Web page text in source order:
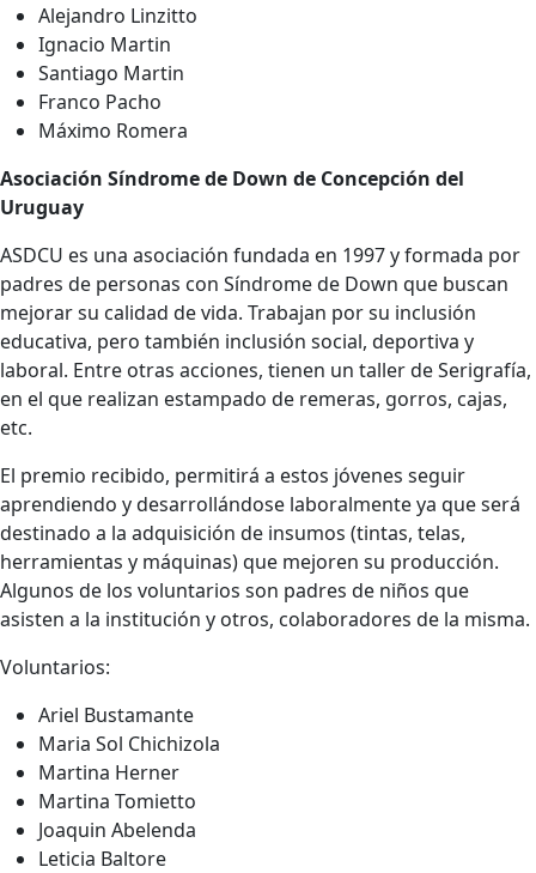
Alejandro Linzitto
Ignacio Martin
Santiago Martin
Franco Pacho
Máximo Romera
Asociación Síndrome de Down de Concepción del
Uruguay
ASDCU es una asociación fundada en 1997 y formada por
padres de personas con Síndrome de Down que buscan
mejorar su calidad de vida. Trabajan por su inclusión
educativa, pero también inclusión social, deportiva y
laboral. Entre otras acciones, tienen un taller de Serigrafía,
en el que realizan estampado de remeras, gorros, cajas,
etc.
El premio recibido, permitirá a estos jóvenes seguir
aprendiendo y desarrollándose laboralmente ya que será
destinado a la adquisición de insumos (tintas, telas,
herramientas y máquinas) que mejoren su producción.
Algunos de los voluntarios son padres de niños que
asisten a la institución y otros, colaboradores de la misma.
Voluntarios:
Ariel Bustamante
Maria Sol Chichizola
Martina Herner
Martina Tomietto
Joaquin Abelenda
Leticia Baltore